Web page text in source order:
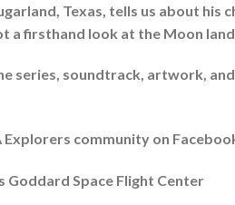
Texas, tells us about his
a firsthand look at the Moon
series, soundtrack, artwork,
Explorers community on
Goddard Space Flight Center